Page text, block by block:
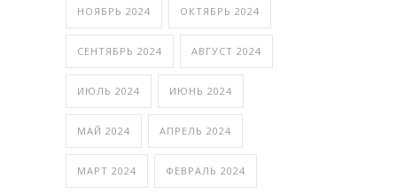
НОЯБРЬ 2024 ОКТЯБРЬ 2024
СЕНТЯБРЬ 2024 АВГУСТ 2024
ИЮЛЬ 2024 ИЮНЬ 2024
МАЙ 2024 АПРЕЛЬ 2024
МАРТ 2024 ФЕВРАЛЬ 2024